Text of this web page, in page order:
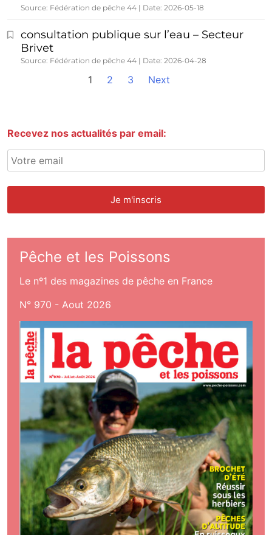
Source: Fédération de pêche 44 Date: 2026-05-18
consultation publique sur l’eau – Secteur
Brivet
Source: Fédération de pêche 44 Date: 2026-04-28
1 2 3 Next
Recevez nos actualités par email:
Pêche et les Poissons
Le nº1 des magazines de pêche en France
N° 970 - Aout 2026